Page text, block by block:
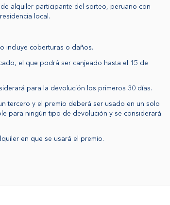
alquiler participante del sorteo, peruano con
local.
incluye coberturas o daños.
el que podrá ser canjeado hasta el 15 de
para la devolución los primeros 30 días.
tercero y el premio deberá ser usado en un solo
para ningún tipo de devolución y se considerará
en que se usará el premio.